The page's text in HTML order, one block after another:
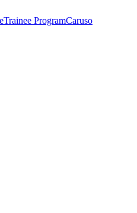
Trainee ProgramCaruso